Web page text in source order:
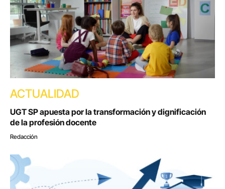
ACTUALIDAD
UGT SP apuesta por la transformación y dignificación
de la profesión docente
Redacción